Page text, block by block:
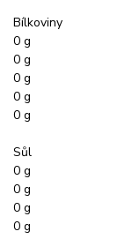
Bílkoviny
0 g
0 g
0 g
0 g
0 g
Sůl
0 g
0 g
0 g
0 g